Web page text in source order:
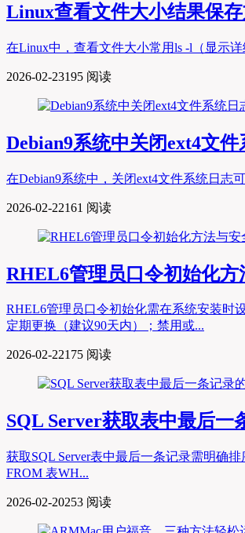
Linux查看文件大小结果保
在Linux中，查看文件大小常用ls -l（显示
2026-02-23195 阅读
Debian9系统中关闭ext4文
在Debian9系统中，关闭ext4文件系统日志
2026-02-22161 阅读
RHEL6管理员口令初始化方
RHEL6管理员口令初始化需在系统安装时
定期更换（建议90天内）；禁用或...
2026-02-22175 阅读
SQL Server获取表中最后一
获取SQL Server表中最后一条记录需明确
FROM 表WH...
2026-02-20253 阅读